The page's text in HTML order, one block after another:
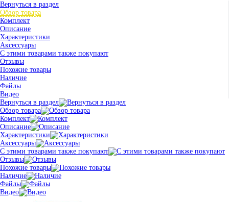
Вернуться в раздел
Обзор товара
Комплект
Описание
Характеристики
Аксессуары
С этими товарами также покупают
Отзывы
Похожие товары
Наличие
Файлы
Видео
Вернуться в раздел
Обзор товара
Комплект
Описание
Характеристики
Аксессуары
С этими товарами также покупают
Отзывы
Похожие товары
Наличие
Файлы
Видео